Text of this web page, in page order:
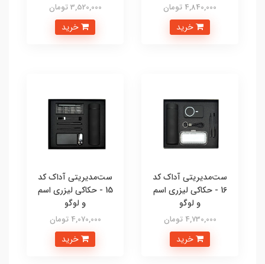
4,840,000 تومان 3,520,000 تومان
ست‌مدیریتی آداک کد
16 - حکاکی لیزری اسم
و لوگو
4,730,000 تومان
ست‌مدیریتی آداک کد
15 - حکاکی لیزری اسم
و لوگو
4,070,000 تومان